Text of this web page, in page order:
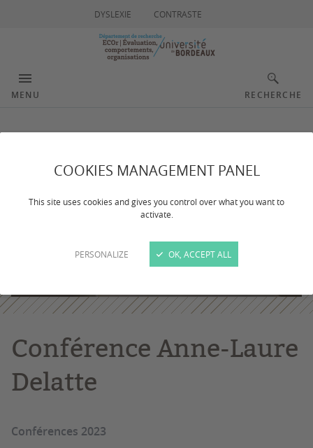
COOKIES MANAGEMENT PANEL
This site uses cookies and gives you control over what you want to
activate.
PERSONALIZE OK, ACCEPT ALL
DYSLEXIE CONTRASTE
MENU RECHERCHE
Conférence Anne-Laure
Delatte
Conférences 2023